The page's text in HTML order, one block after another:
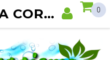
0
HYGROPHILA CORYMBOSA “SIAMENSIS”